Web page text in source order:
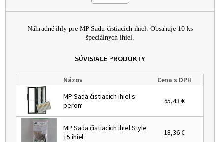
Náhradné ihly pre MP Sadu čistiacich ihiel. Obsahuje 10 ks
špeciálnych ihiel.
SÚVISIACE PRODUKTY
Názov
Cena s DPH
MP Sada čistiacich ihiel s
perom
65,43 €
MP Sada čistiacich ihiel Style
+5 ihiel
18,36 €